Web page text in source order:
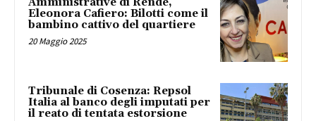
Eleonora Cafiero: Bilotti come il
bambino cattivo del quartiere
20 Maggio 2025
Tribunale di Cosenza: Repsol
Italia al banco degli imputati per
il reato di tentata estorsione